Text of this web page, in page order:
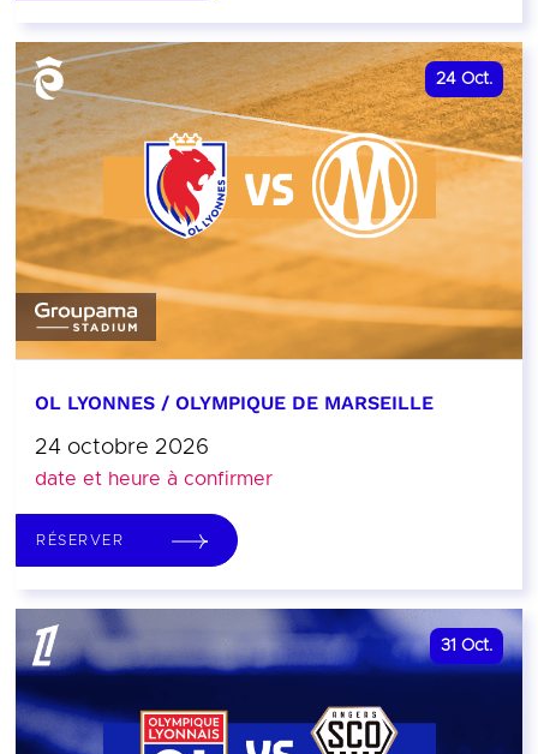
24 Oct.
OL LYONNES / OLYMPIQUE DE MARSEILLE
24 octobre 2026
date et heure à confirmer
RÉSERVER
31 Oct.